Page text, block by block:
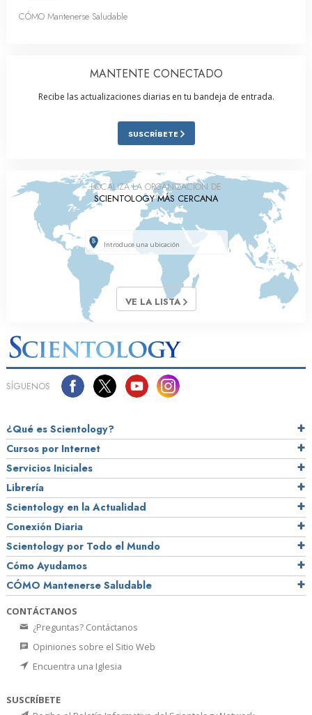
CÓMO Mantenerse Saludable
MANTENTE CONECTADO
Recibe las actualizaciones diarias en tu bandeja de entrada.
SUSCRÍBETE
LOCALIZA LA ORGANIZACIÓN DE
SCIENTOLOGY MÁS CERCANA
VE LA LISTA
SÍGUENOS
¿Qué es Scientology?
Cursos por Internet
Servicios Iniciales
Librería
Scientology en la Actualidad
Conexión Diaria
Scientology por Todo el Mundo
Cómo Ayudamos
CÓMO Mantenerse Saludable
CONTÁCTANOS
¿Preguntas? Contáctanos
Opiniones sobre el Sitio Web
Encuentra una Iglesia
SUSCRÍBETE